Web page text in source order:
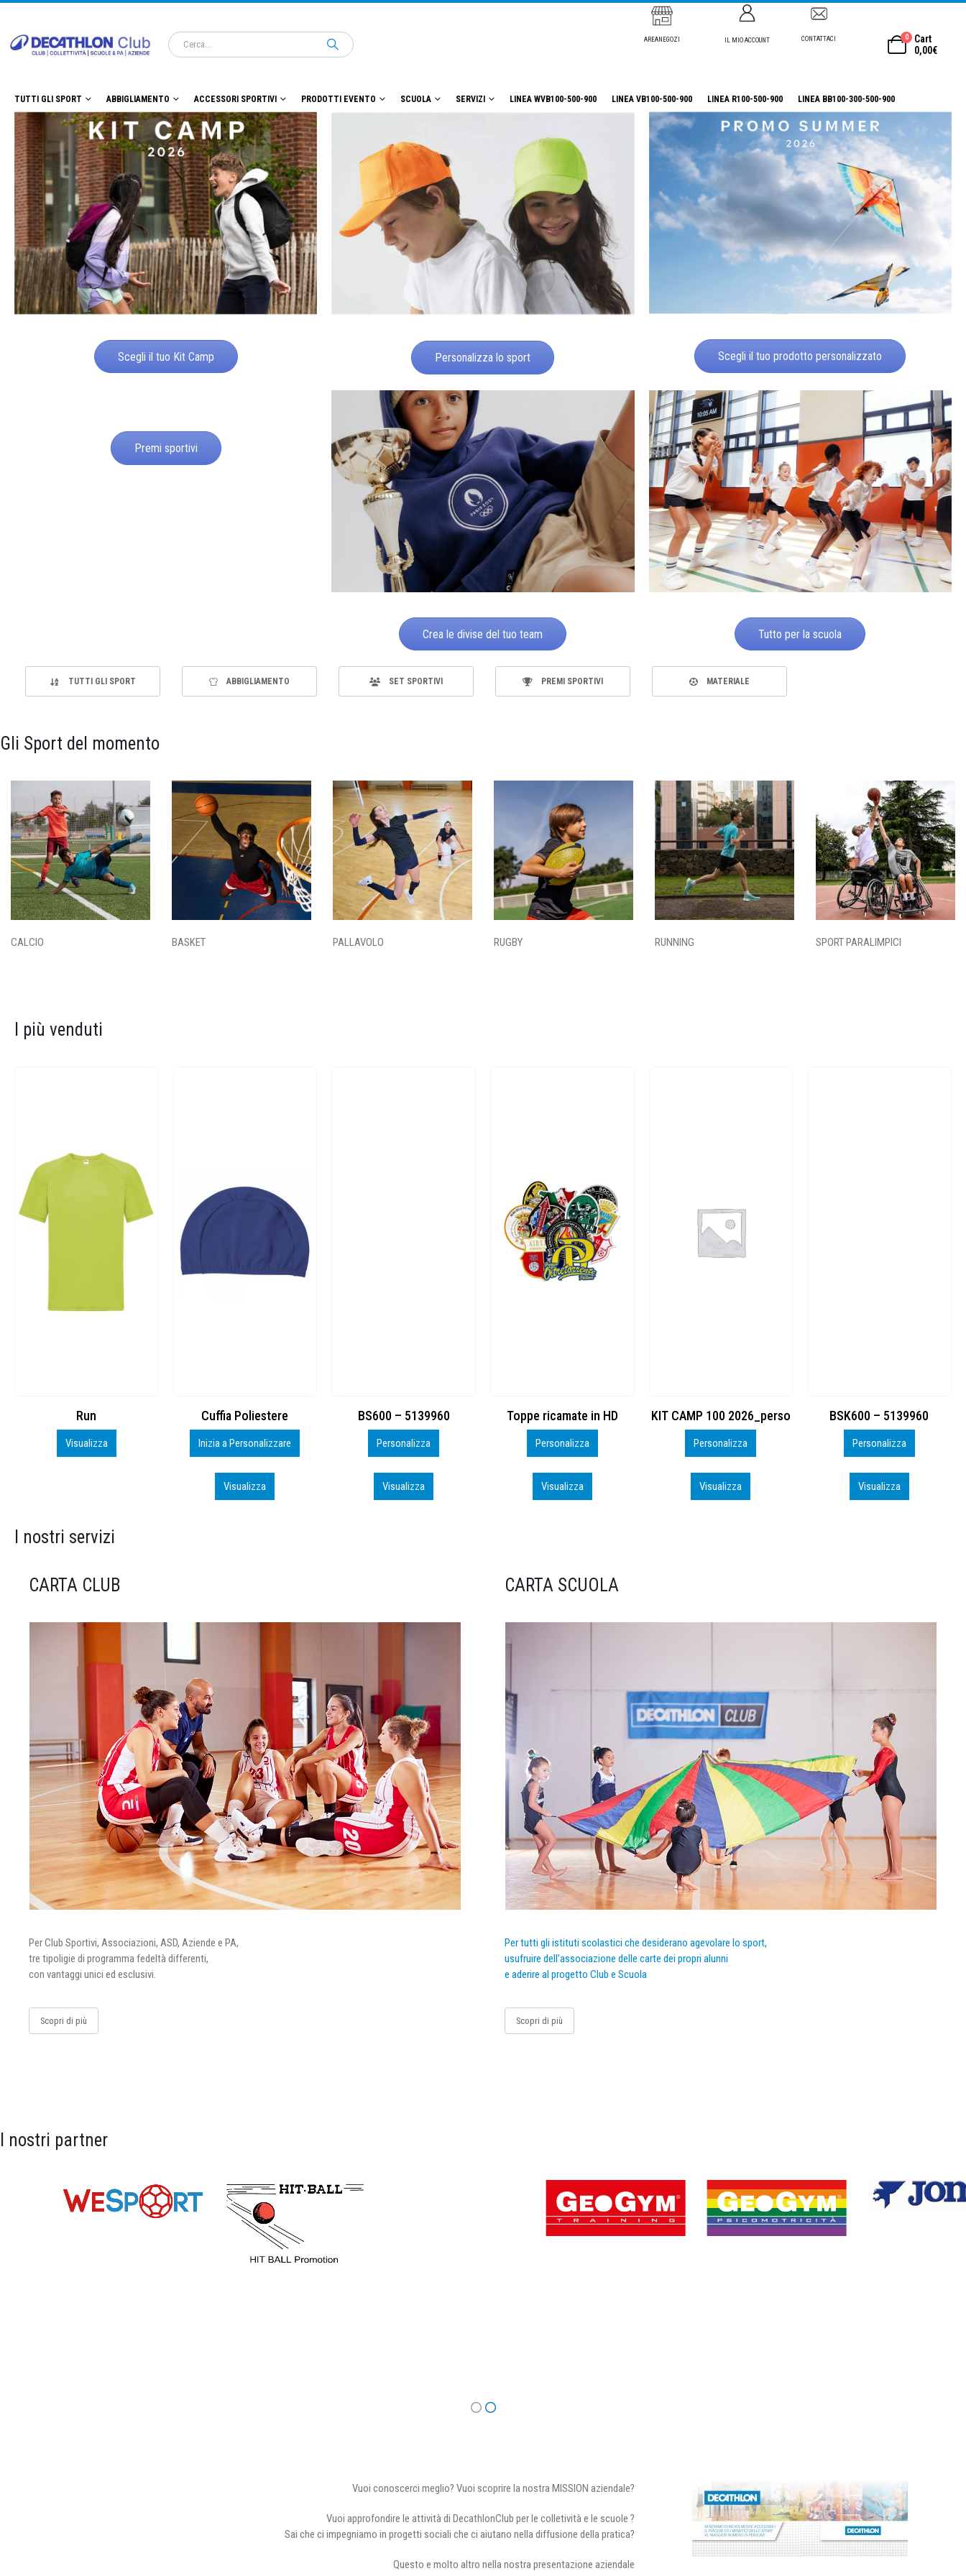
AREANEGOZI IL MIO ACCOUNT CONTATTACI 0
Cart
0,00€
TUTTI GLI SPORT ABBIGLIAMENTO ACCESSORI SPORTIVI PRODOTTI EVENTO SCUOLA SERVIZI LINEA WVB100-500-900 LINEA VB100-500-900 LINEA R100-500-900 LINEA BB100-300-500-900
Scegli il tuo Kit Camp Personalizza lo sport Scegli il tuo prodotto personalizzato
Premi sportivi
Crea le divise del tuo team Tutto per la scuola
TUTTI GLI SPORT ABBIGLIAMENTO SET SPORTIVI PREMI SPORTIVI MATERIALE
Gli Sport del momento
CALCIO BASKET PALLAVOLO RUGBY RUNNING SPORT PARALIMPICI
I più venduti
Cuffia Poliestere
Inizia a Personalizzare
BS600 – 5139960
Personalizza
Visualizza
Toppe ricamate in HD
Personalizza
Visualizza
KIT CAMP 100 2026_perso
Personalizza
Visualizza
BSK600 – 5139960
Personalizza
Visualizza
DTF
Personalizza
Visualizza
I nostri servizi
CARTA CLUB
Per Club Sportivi, Associazioni, ASD, Aziende e PA,
tre tipoligie di programma fedeltà differenti,
con vantaggi unici ed esclusivi.
Scopri di più
CARTA SCUOLA
Per tutti gli istituti scolastici che desiderano agevolare lo sport,
usufruire dell’associazione delle carte dei propri alunni
e aderire al progetto Club e Scuola
Scopri di più
I nostri partner
Vuoi conoscerci meglio? Vuoi scoprire la nostra MISSION aziendale?
Vuoi approfondire le attività di DecathlonClub per le colletività e le scuole ?
Sai che ci impegniamo in progetti sociali che ci aiutano nella diffusione della pratica?
Questo e molto altro nella nostra presentazione aziendale